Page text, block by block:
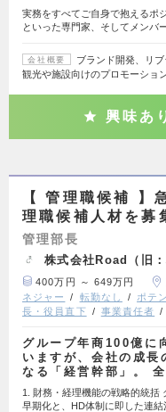
実務をすべてご自身で抱えるポ
といった専門家、そしてメンバ
会社概要
ブランド開発、リ
観光や施設向けのプロモーショ
興味あ
【 管理職候補 】
理職候補人材を募
管理部長
株式会社Road（旧
400万円 ～ 649万円
ネジャー
転勤なし ポテ
長・役員直下
事業責任者
グループ年商100億に
いますが、会社の成長
なる「経営幹部」。
1. 財務・経理機能の戦略的統括
早期化と、HD体制に即した連結